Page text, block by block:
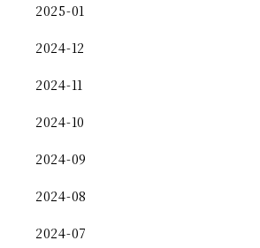
2025-01
2024-12
2024-11
2024-10
2024-09
2024-08
2024-07